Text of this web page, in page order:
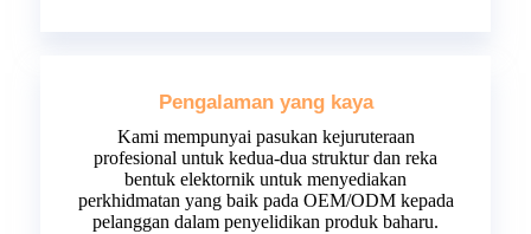
Pengalaman yang kaya
Kami mempunyai pasukan kejuruteraan
profesional untuk kedua-dua struktur dan reka
bentuk elektornik untuk menyediakan
perkhidmatan yang baik pada OEM/ODM kepada
pelanggan dalam penyelidikan produk baharu.